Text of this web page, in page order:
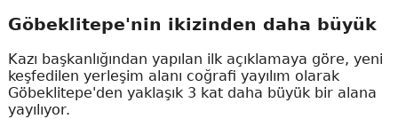
Göbeklitepe'nin ikizinden daha büyük
Kazı başkanlığından yapılan ilk açıklamaya göre, yeni
keşfedilen yerleşim alanı coğrafi yayılım olarak
Göbeklitepe'den yaklaşık 3 kat daha büyük bir alana
yayılıyor.